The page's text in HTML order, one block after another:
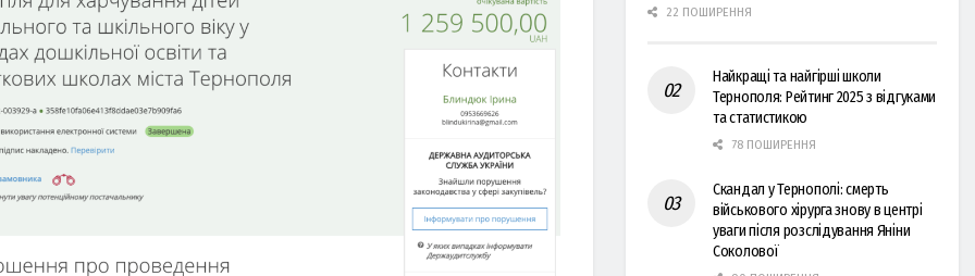
22 ПОШИРЕННЯ
Найкращі та найгірші школи
Тернополя: Рейтинг 2025 з відгуками
та статистикою
78 ПОШИРЕННЯ
Скандал у Тернополі: смерть
військового хірурга знову в центрі
уваги після розслідування Яніни
Соколової